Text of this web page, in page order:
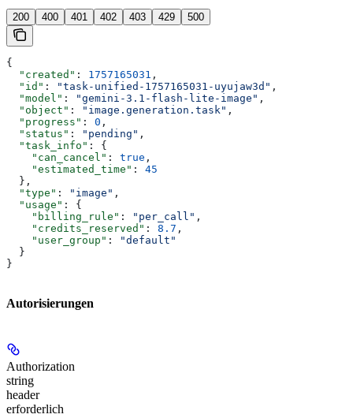
200 400 401 402 403 429 500
{
  "created"
: 1757165031 ,
  "id"
: "task-unified-1757165031-uyujaw3d" ,
  "model"
: "gemini-3.1-flash-lite-image" ,
  "object"
: "image.generation.task" ,
  "progress"
: 0 ,
  "status"
: "pending" ,
  "task_info"
: {
    "can_cancel"
: true ,
    "estimated_time"
: 45
  },
  "type"
: "image" ,
  "usage"
: {
    "billing_rule"
: "per_call" ,
    "credits_reserved"
: 8.7 ,
    "user_group"
:
"default"
  }
}
Autorisierungen
Authorization
string
header
erforderlich